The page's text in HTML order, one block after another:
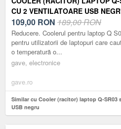
CU 2 VENTILATOARE USB
109,00 RON 189,00 RON
Reducere. Coolerul pentru laptop Q
pentru utilizatorii de laptopuri care
o temperatură o...
gave, electronice
gave.ro
Similar cu Cooler (racitor) laptop Q-
USB negru